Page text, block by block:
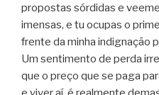
propostas sórdidas e
imensas, e tu ocupas o
frente da minha indignação
Um sentimento de perda
que o preço que se paga